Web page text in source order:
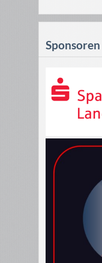
Sponsoren